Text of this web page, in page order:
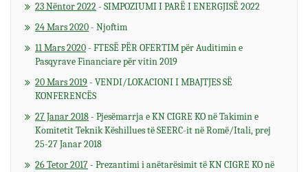
23 Nëntor 2022- SIMPOZIUMI I PARË I ENERGJISË 2022
24 Mars 2020- Njoftim
11 Mars 2020- FTESË PËR OFERTIM për Auditimin e
Pasqyrave Financiare për vitin 2019
20 Mars 2019- VENDI/LOKACIONI I MBAJTJES SË
KONFERENCËS
27 Janar 2018- Pjesëmarrja e KN CIGRE KO në Takimin e
Komitetit Teknik Këshillues të SEERC-it në Romë/Itali, prej
25-27 Janar 2018
26 Tetor 2017- Prezantimi i anëtarësimit të KN CIGRE KO në